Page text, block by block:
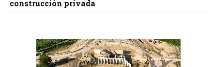
construcción privada